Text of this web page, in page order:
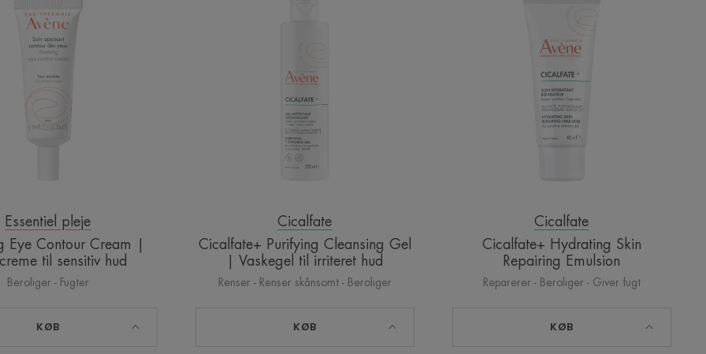
Contour
Cream
|
Øjencreme
hud
Essentiel pleje
Eye Contour Cream |
til sensitiv hud
Beroliger - Fugter
KØB
Vaskegel
til
irriteret
hud
Cicalfate
Cicalfate+ Purifying Cleansing Gel
| Vaskegel til irriteret hud
Renser - Renser skånsomt - Beroliger
KØB
Skin
Repairing
Emulsion
Cicalfate
Cicalfate+ Hydrating Skin
Repairing Emulsion
Reparerer - Beroliger - Giver fugt
KØB